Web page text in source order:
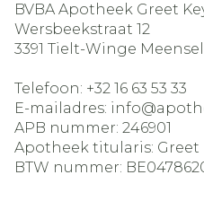
BVBA Apotheek Greet
Wersbeekstraat 12
3391 Tielt-Winge
Telefoon: +32 16 63 53 33
E-mailadres: info@
APB nummer: 246901
Apotheek titularis: Greet
BTW nummer: